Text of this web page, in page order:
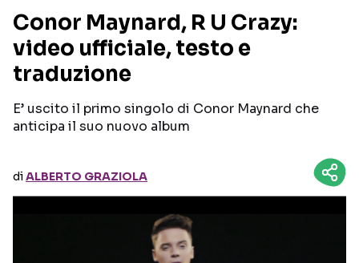
RECENSIONI MUSICALI
INTERVISTE
GOSSIP E CURIOSITÀ
TESTI CANZONI
TOUR ED EVENTI
Seguici sui social
Conor Maynard, R U Crazy:
video ufficiale, testo e
traduzione
E’ uscito il primo singolo di Conor Maynard che
anticipa il suo nuovo album
diALBERTO GRAZIOLA